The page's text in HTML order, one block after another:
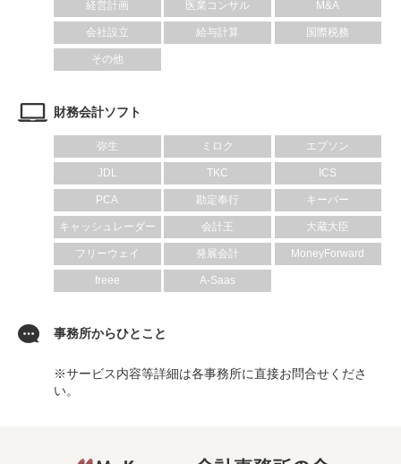
経営計画 医業コンサル M&A
会社設立 給与計算 国際税務
その他
財務会計ソフト
弥生 ミロク エプソン
JDL TKC ICS
PCA 勘定奉行 キーパー
キャッシュレーダー 会計王 大蔵大臣
フリーウェイ 発展会計 MoneyForward
freee A-Saas
事務所からひとこと
※サービス内容等詳細は各事務所に直接お問合せくださ
い。